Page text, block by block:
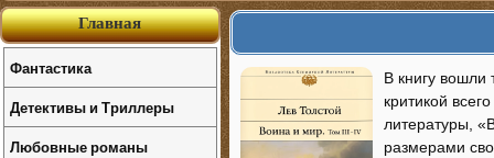
В книгу
критикой
литературы,
размерами
Главная
Фантастика
Детективы и Триллеры
Любовные романы